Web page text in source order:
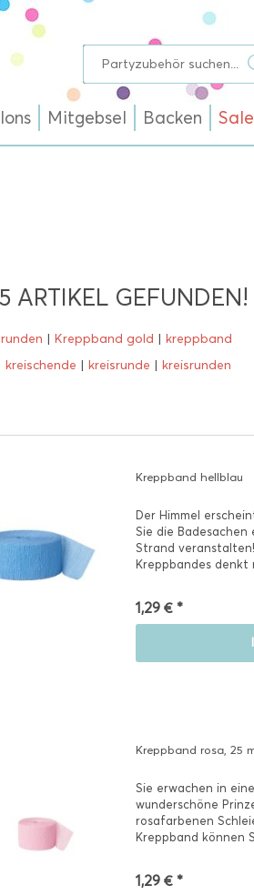
Mitgebsel Backen
ARTIKEL GEFUNDEN!
| Kreppband gold | kreppband
kreischende | kreisrunde | kreisrunden
Kreppband hellblau
Der Himmel
Sie die
Strand
Kreppbandes denkt
1,29 € *
Kreppband rosa, 25
Sie erwachen in
wunderschöne
rosafarbenen
Kreppband können
1,29 € *